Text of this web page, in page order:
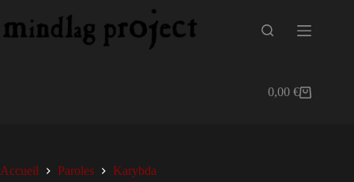
au
contenu
Panier
0,00€
Accueil Paroles Karybda